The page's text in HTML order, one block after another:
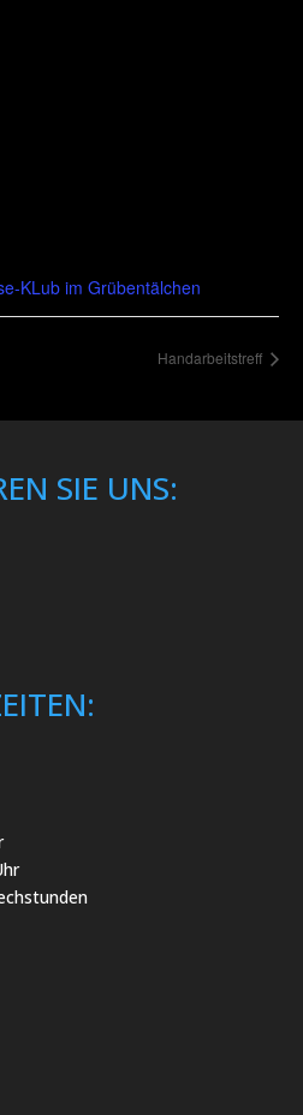
KLub im Grübentälchen
Handarbeitstreff
SIE UNS: